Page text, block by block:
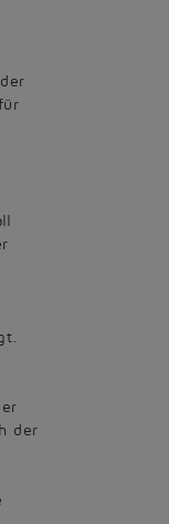
der